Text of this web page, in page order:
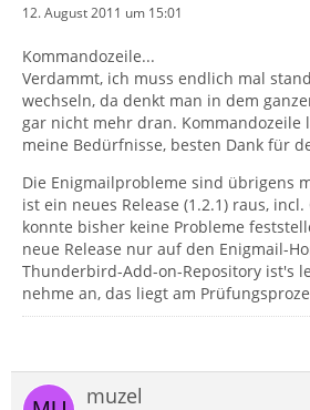
12. August 2011 um 15:01
Kommandozeile...
Verdammt, ich muss endlich mal
wechseln, da denkt man in dem
gar nicht mehr dran.
meine Bedürfnisse, besten Dank für
Die Enigmailprobleme sind übrigens
ist ein neues Release (1.2.1) raus, incl.
konnte bisher keine Probleme
neue Release nur auf den Enigmail-
Thunderbird-Add-on-Repository ist's
nehme an, das liegt am
muzel